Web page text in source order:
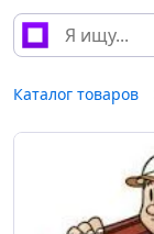
Каталог товаров